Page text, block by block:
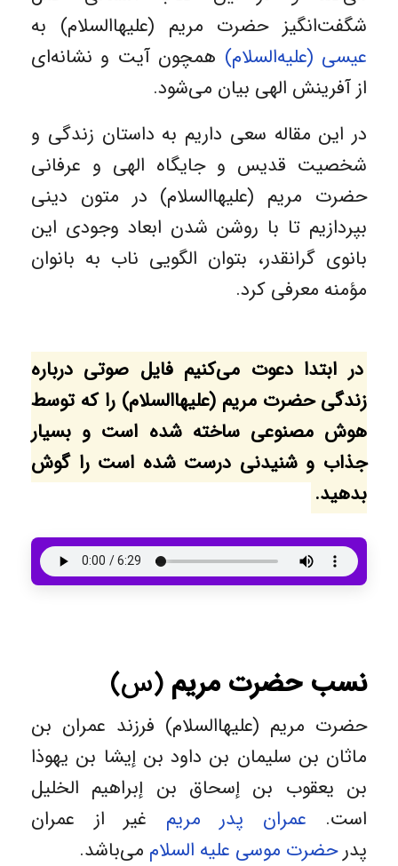
شگفت‌انگیز حضرت مریم (علیهاالسلام) به
عیسی (علیه‌السلام) همچون آیت و نشانه‌ای
از آفرینش الهی بیان می‌شود.
در این مقاله سعی داریم به داستان زندگی و
شخصیت قدیس و جایگاه الهی و عرفانی
حضرت مریم (علیهاالسلام) در متون دینی
بپردازیم تا با روشن شدن ابعاد وجودی این
بانوی گرانقدر، بتوان الگویی ناب به بانوان
مؤمنه معرفی کرد.
در ابتدا دعوت می‌کنیم فایل صوتی درباره
زندگی حضرت مریم (علیهاالسلام) را که توسط
هوش مصنوعی ساخته شده است و بسیار
جذاب و شنیدنی درست شده است را گوش
بدهید.
نسب حضرت مریم (س)
حضرت مریم (علیهاالسلام) فرزند عمران بن
ماثان بن سلیمان بن داود بن إیشا بن یهوذا
بن یعقوب بن إسحاق بن إبراهیم الخلیل
است. عمران پدر مریم غیر از عمران
پدرحضرت موسی علیه السلام می‌باشد.